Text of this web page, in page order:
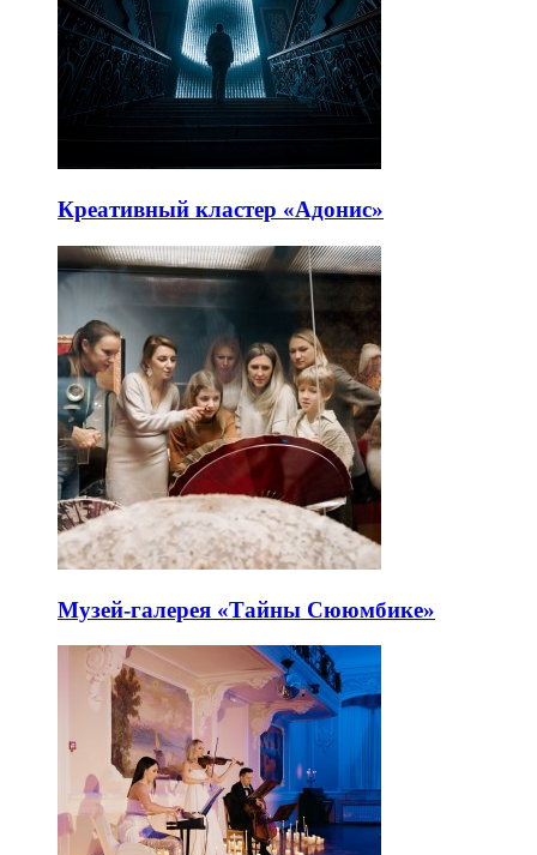
Креативный кластер «Адонис»
Музей-галерея «Тайны Сююмбике»